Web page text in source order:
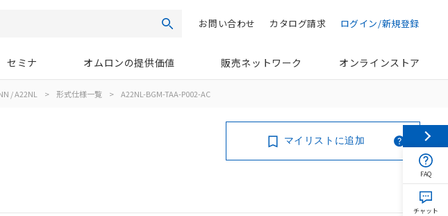
検索 ログイン/新規登録
カタログ請求
お問い合わせ
セミナ オムロンの提供価値 販売ネットワーク オンラインストア
/ A22NL > 形式仕様一覧 > A22NL-BGM-TAA-P002-AC
マイリストに追加
FAQ
チャット